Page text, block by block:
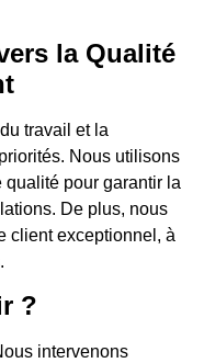
la Qualité
travail et la
Nous utilisons
pour garantir la
De plus, nous
client exceptionnel, à
?
intervenons